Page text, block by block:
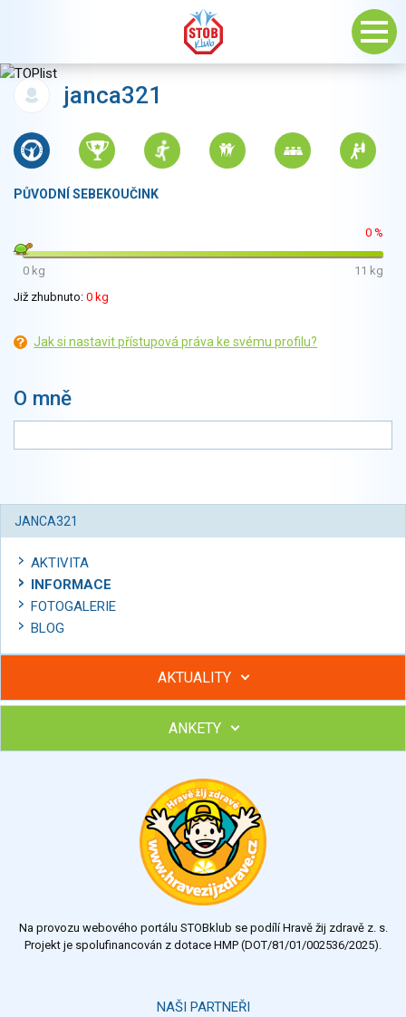
janca321
PŮVODNÍ SEBEKOUČINK
0 %
0 kg
11 kg
Již zhubnuto: 0 kg
Jak si nastavit přístupová práva ke svému profilu?
O mně
JANCA321
AKTIVITA
INFORMACE
FOTOGALERIE
BLOG
AKTUALITY
Hubněte s podporou lektorky a skupiny v kurzech STOBu
Chcete poradit s hubnutím? Najděte si odborníka STOBu ve
ANKETY
Výsledky Všechny ankety
Na provozu webového portálu STOBklub se podílí Hravě žij zdravě z. s.
Projekt je spolufinancován z dotace HMP (DOT/81/01/002536/2025).
NAŠI PARTNEŘI